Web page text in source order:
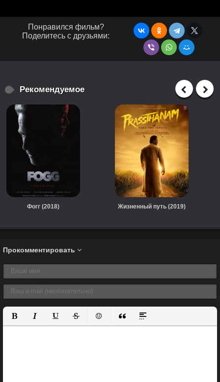
Понравился фильм?
Поделитесь с друзьями:
Рекомендуемое
Фогг (2018) Жизненный путь (2019)
Прокомментировать
Полужирный
КурсивПодчеркнутый
ЗачеркнутыйВставить смайлик
Вставка цитаты
Вставка спойлера